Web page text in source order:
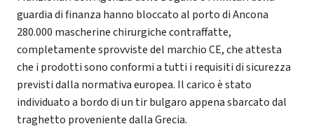
guardia di finanza hanno bloccato al porto di Ancona
280.000 mascherine chirurgiche contraffatte,
completamente sprovviste del marchio CE, che attesta
che i prodotti sono conformi a tutti i requisiti di sicurezza
previsti dalla normativa europea. Il carico è stato
individuato a bordo di un tir bulgaro appena sbarcato dal
traghetto proveniente dalla Grecia.